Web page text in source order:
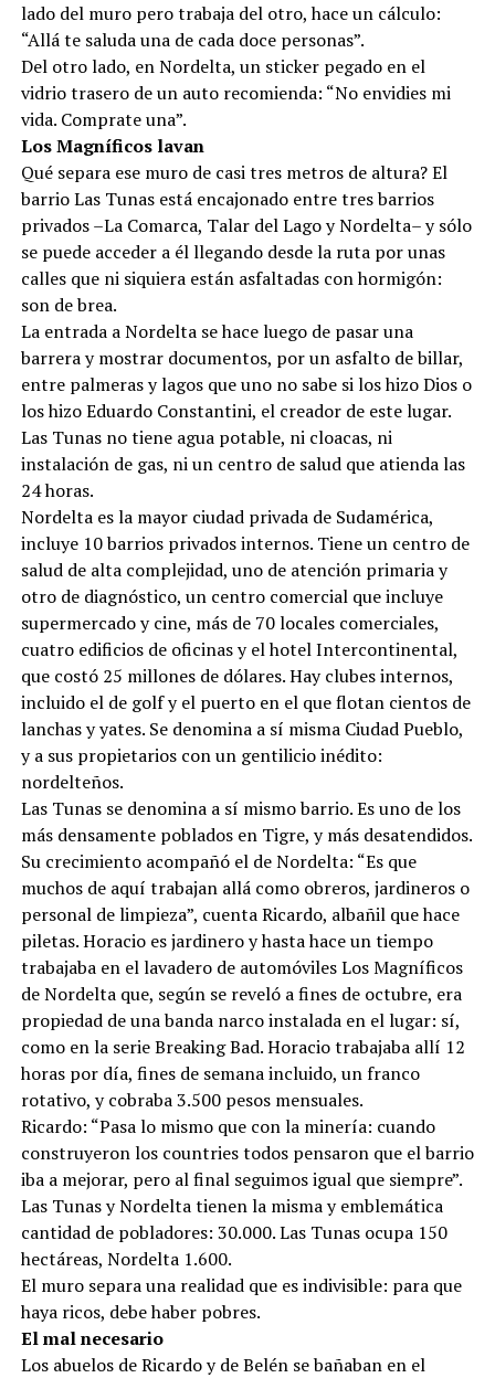
lado del muro pero trabaja del otro, hace un cálculo:
“Allá te saluda una de cada doce personas”.
Del otro lado, en Nordelta, un sticker pegado en el
vidrio trasero de un auto recomienda: “No envidies mi
vida. Comprate una”.
Los Magníficos lavan
Qué separa ese muro de casi tres metros de altura? El
barrio Las Tunas está encajonado entre tres barrios
privados –La Comarca, Talar del Lago y Nordelta– y sólo
se puede acceder a él llegando desde la ruta por unas
calles que ni siquiera están asfaltadas con hormigón:
son de brea.
La entrada a Nordelta se hace luego de pasar una
barrera y mostrar documentos, por un asfalto de billar,
entre palmeras y lagos que uno no sabe si los hizo Dios o
los hizo Eduardo Constantini, el creador de este lugar.
Las Tunas no tiene agua potable, ni cloacas, ni
instalación de gas, ni un centro de salud que atienda las
24 horas.
Nordelta es la mayor ciudad privada de Sudamérica,
incluye 10 barrios privados internos. Tiene un centro de
salud de alta complejidad, uno de atención primaria y
otro de diagnóstico, un centro comercial que incluye
supermercado y cine, más de 70 locales comerciales,
cuatro edificios de oficinas y el hotel Intercontinental,
que costó 25 millones de dólares. Hay clubes internos,
incluido el de golf y el puerto en el que flotan cientos de
lanchas y yates. Se denomina a sí misma Ciudad Pueblo,
y a sus propietarios con un gentilicio inédito:
nordelteños.
Las Tunas se denomina a sí mismo barrio. Es uno de los
más densamente poblados en Tigre, y más desatendidos.
Su crecimiento acompañó el de Nordelta: “Es que
muchos de aquí trabajan allá como obreros, jardineros o
personal de limpieza”, cuenta Ricardo, albañil que hace
piletas. Horacio es jardinero y hasta hace un tiempo
trabajaba en el lavadero de automóviles Los Magníficos
de Nordelta que, según se reveló a fines de octubre, era
propiedad de una banda narco instalada en el lugar: sí,
como en la serie Breaking Bad. Horacio trabajaba allí 12
horas por día, fines de semana incluido, un franco
rotativo, y cobraba 3.500 pesos mensuales.
Ricardo: “Pasa lo mismo que con la minería: cuando
construyeron los countries todos pensaron que el barrio
iba a mejorar, pero al final seguimos igual que siempre”.
Las Tunas y Nordelta tienen la misma y emblemática
cantidad de pobladores: 30.000. Las Tunas ocupa 150
hectáreas, Nordelta 1.600.
El muro separa una realidad que es indivisible: para que
haya ricos, debe haber pobres.
El mal necesario
Los abuelos de Ricardo y de Belén se bañaban en el